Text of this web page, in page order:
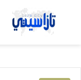
بحث عن